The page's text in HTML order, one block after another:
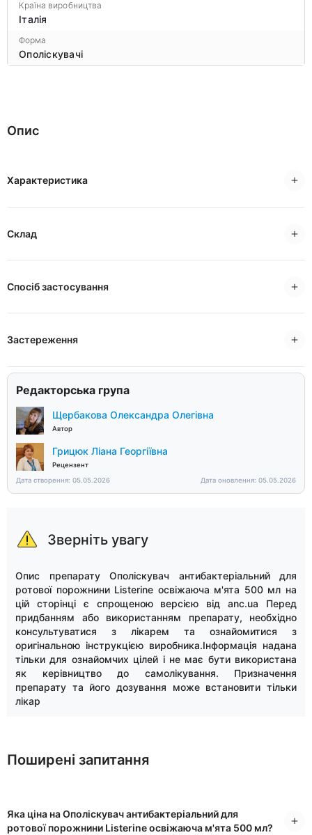
Країна виробництва
Італія
Форма
Ополіскувачі
Опис
Характеристика
Склад
Спосіб застосування
Застереження
Редакторська група
Щербакова Олександра Олегівна
Автор
Грицюк Ліана Георгіївна
Рецензент
Дата створення: 05.05.2026
Дата оновлення: 05.05.2026
Зверніть увагу
Опис препарату Ополіскувач антибактеріальний для
ротової порожнини Listerine освіжаюча м'ята 500 мл на
цій сторінці є спрощеною версією від anc.ua Перед
придбанням або використанням препарату, необхідно
консультуватися з лікарем та ознайомитися з
оригінальною інструкцією виробника.Інформація надана
тільки для ознайомчих цілей і не має бути використана
як керівництво до самолікування. Призначення
препарату та його дозування може встановити тільки
лікар
Поширені запитання
Яка ціна на Ополіскувач антибактеріальний для
ротової порожнини Listerine освіжаюча м'ята 500 мл?